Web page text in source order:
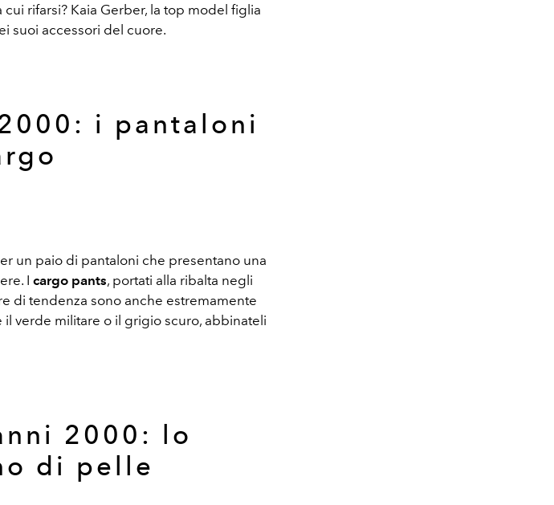
rifarsi? Kaia Gerber, la top model figlia
suoi accessori del cuore.
i pantaloni
un paio di pantaloni che presentano una
I cargo pants, portati alla ribalta negli
di tendenza sono anche estremamente
verde militare o il grigio scuro, abbinateli
2000: lo
di pelle